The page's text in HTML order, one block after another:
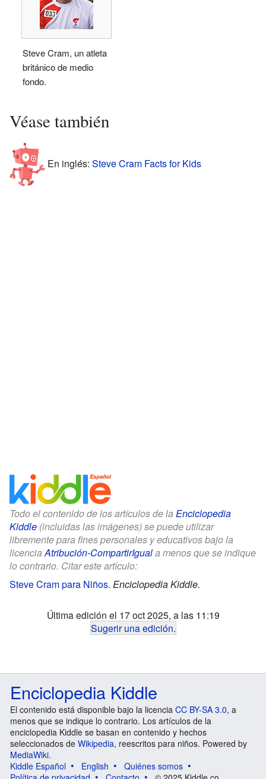
Steve Cram, un atleta
británico de medio
fondo.
Véase también
En inglés: Steve Cram Facts for Kids
Todo el contenido de los artículos de la Enciclopedia
Kiddle (incluidas las imágenes) se puede utilizar
libremente para fines personales y educativos bajo la
licenciaAtribución-CompartirIguala menos que se indique
lo contrario. Citar este artículo:
Steve Cram para Niños. Enciclopedia Kiddle.
Última edición el 17 oct 2025, a las 11:19
Sugerir una edición.
Enciclopedia Kiddle
El contenido está disponible bajo la licencia CC BY-SA 3.0, a
menos que se indique lo contrario. Los artículos de la
enciclopedia Kiddle se basan en contenido y hechos
seleccionados de Wikipedia, reescritos para niños. Powered by
MediaWiki.
Kiddle Español
English
Quiénes somos